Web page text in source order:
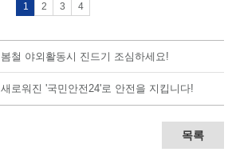
1 2 3 4
봄철 야외활동시 진드기 조심하세요!
새로워진 '국민안전24'로 안전을 지킵니다!
목록